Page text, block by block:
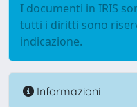
I documenti in IRIS
tutti i diritti sono
indicazione.
Informazioni